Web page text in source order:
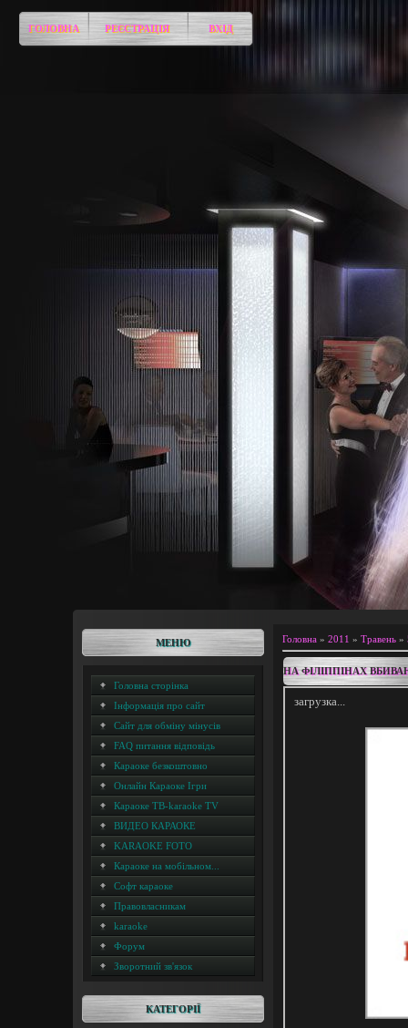
ГОЛОВНА РЕЄСТРАЦІЯ ВХІД
МЕНЮ
Головна сторінка
Інформація про сайт
Сайт для обміну мінусів
FAQ питання відповідь
Караоке безкоштовно
Онлайн Караоке Ігри
Караоке ТВ-karaoke TV
ВИДЕО КАРАОКЕ
KARAOKE FOTO
Караоке на мобільном...
Софт караоке
Правовласникам
karaoke
Форум
Зворотний зв'язок
КАТЕГОРІЇ
Головна » 2011 » Травень »
НА ФІЛІППІНАХ
загрузка...